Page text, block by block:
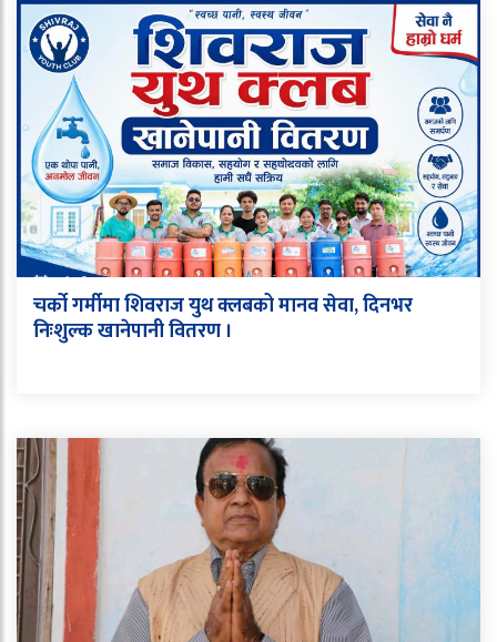
चर्को गर्मीमा शिवराज युथ क्लबको मानव सेवा, दिनभर
निःशुल्क खानेपानी वितरण ।